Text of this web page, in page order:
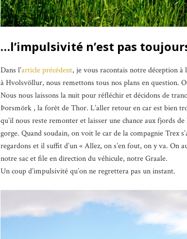
…l’impulsivité n’est pas
Dans l’article précédent, je vous racontais notre déception
à Hvolsvöllur, nous remettons tous nos plans en question.
Nous nous laissons la nuit pour réfléchir et décidons de
Þorsmörk , la forêt de Thor. L’aller retour en car est bien
qu’il nous reste remonter et laisser une chance aux fjords
gorge. Quand soudain, on voit le car de la compagnie Trex
regardons et il suffit d’un « Allez, on s’en fout, on y va. On
notre sac et file en direction du véhicule, notre Graale.
Un coup d’impulsivité qu’on ne regrettera pas un instant.